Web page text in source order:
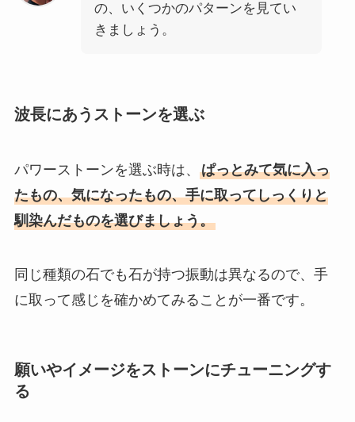
の、いくつかのパターンを見てい
きましょう。
波長にあうストーンを選ぶ
パワーストーンを選ぶ時は、 ぱっとみて気に入っ
たもの、気になったもの、手に取ってしっくりと
馴染んだものを選びましょう。
同じ種類の石でも石が持つ振動は異なるので、手
に取って感じを確かめてみることが一番です。
願いやイメージをストーンにチューニングす
る